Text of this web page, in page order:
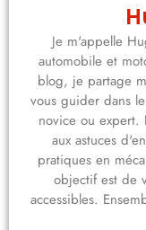
Je m'appelle
automobile et
blog, je partage
vous guider dans
novice ou
aux astuces
pratiques en
objectif est de
accessibles.